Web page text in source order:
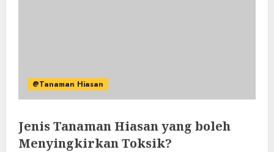
@Tanaman Hiasan
Jenis Tanaman Hiasan yang boleh
Menyingkirkan Toksik?